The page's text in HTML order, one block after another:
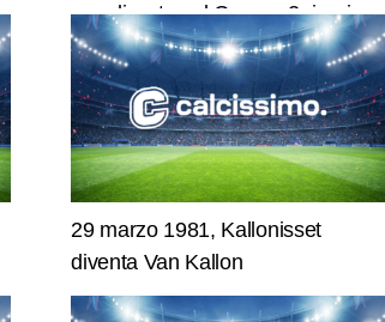
penalizzato col Genoa, 2 rigori
che gridano vendetta!”
29 marzo 1981, Kallonisset
diventa Van Kallon